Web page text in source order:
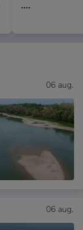
....
06 aug.
06 aug.